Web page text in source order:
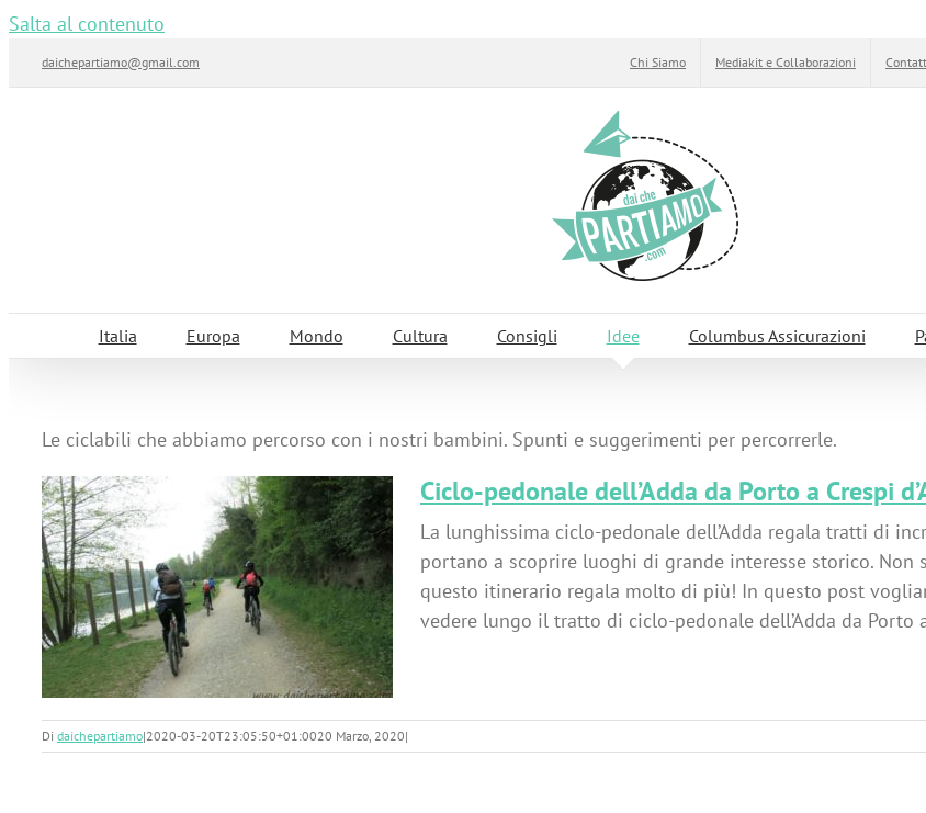
Salta al contenuto
daichepartiamo@gmail.com Chi Siamo Mediakit e Collaborazioni
Italia Europa Mondo Cultura Consigli Idee Columbus Assicurazioni
Le ciclabili che abbiamo percorso con i nostri bambini. Spunti e suggerimenti per percorrerle.
Ciclo-pedonale dell’Adda da Porto a Crespi
La lunghissima ciclo-pedonale dell’Adda regala tratti di
portano a scoprire luoghi di grande interesse storico. Non
questo itinerario regala molto di più! In questo post
vedere lungo il tratto di ciclo-pedonale dell’Adda da Porto
Di daichepartiamo|2020-03-20T23:05:50+01:0020 Marzo, 2020|